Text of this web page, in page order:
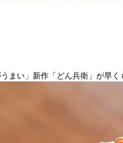
まい」新作「どん兵衛」が早く